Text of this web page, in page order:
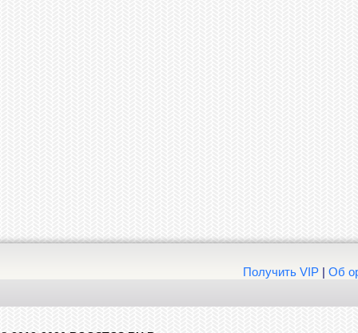
Получить VIP| Об